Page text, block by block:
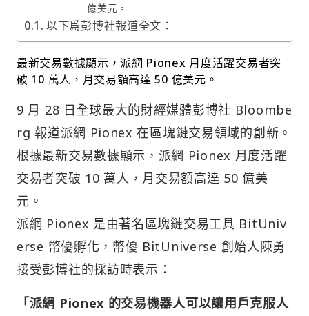
億美元。
以下爲彭博社報道全文：
最新交易數據顯示，派網 Pionex 月度活躍交易者突
破 10 萬人，月交易額高達 50 億美元。
9 月 28 日全球最大的財經媒體彭博社 Bloombe
rg 報道派網 Pionex 在區塊鏈交易領域的創新。
根據最新交易數據顯示，派網 Pionex 月度活躍
交易者突破 10 萬人，月交易額高達 50 億美
元。
派網 Pionex 是由著名區塊鏈交易工具 BitUniv
erse 幣優孵化，幣優 BitUniverse 創始人陳勇
接受彭博社的採訪時表示：
「派網 Pionex 的交易機器人可以讓用戶克服人